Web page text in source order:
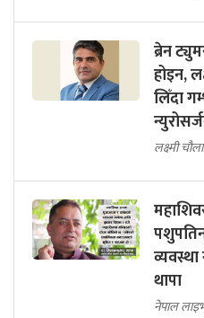
ब्रेन
होइन,
लिँदा
लक्ष्मी
थापा
नेपाल